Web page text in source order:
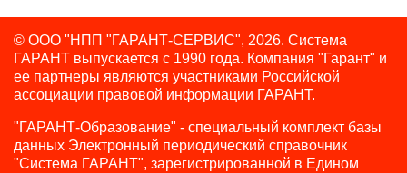
© ООО "НПП "ГАРАНТ-СЕРВИС", 2026. Система
ГАРАНТ выпускается с 1990 года. Компания "Гарант" и
ее партнеры являются участниками Российской
ассоциации правовой информации ГАРАНТ.
"ГАРАНТ-Образование" - специальный комплект базы
данных Электронный периодический справочник
"Система ГАРАНТ", зарегистрированной в Едином